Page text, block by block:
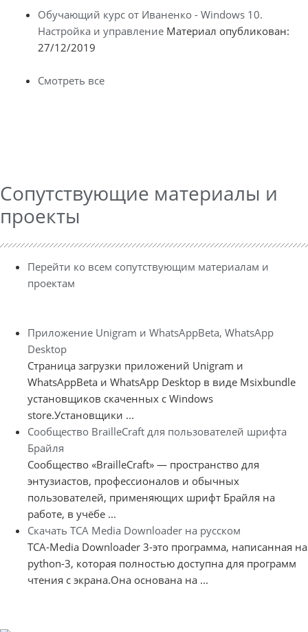
Обучающий курс от Иваненко - Windows 10.
Настройка и управление Материал опубликован:
27/12/2019
Смотреть все
Сопутствующие материалы и
проекты
Перейти ко всем сопутствующим материалам и
проектам
Приложение Unigram и WhatsAppBeta, WhatsApp
Desktop
Страница загрузки приложений Unigram и
WhatsAppBeta и WhatsApp Desktop в виде Msixbundle
установщиков скаченных с Windows
store.Установщики ...
Сообщество BrailleCraft для пользователей шрифта
Брайля
Сообщество «BrailleCraft» — пространство для
энтузиастов, профессионалов и обычных
пользователей, применяющих шрифт Брайля на
работе, в учёбе ...
Скачать TCA Media Downloader на русском
TCA-Media Downloader 3-это программа, написанная на
python-3, которая полностью доступна для программ
чтения с экрана.Она основана на ...